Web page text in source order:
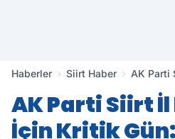
Haberler Siirt Haber
AK Parti
AK Parti Siirt İl
İçin Kritik